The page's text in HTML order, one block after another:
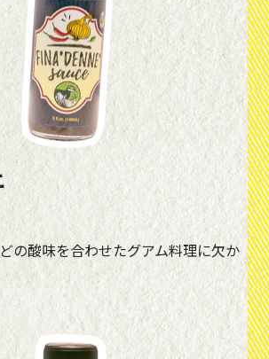
の酸味を合わせたグアム料理に欠か